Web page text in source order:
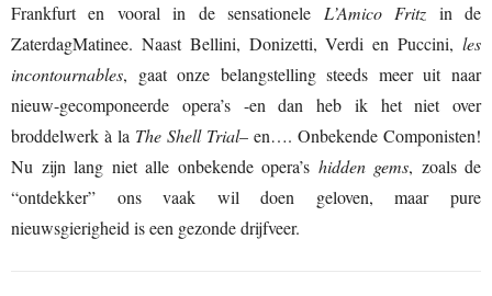
Frankfurt en vooral in de sensationele L’Amico Fritz in de
ZaterdagMatinee. Naast Bellini, Donizetti, Verdi en Puccini, les
incontournables, gaat onze belangstelling steeds meer uit naar
nieuw-gecomponeerde opera’s -en dan heb ik het niet over
broddelwerk à la The Shell Trial– en…. Onbekende Componisten!
Nu zijn lang niet alle onbekende opera’s hidden gems, zoals de
“ontdekker” ons vaak wil doen geloven, maar pure
nieuwsgierigheid is een gezonde drijfveer.